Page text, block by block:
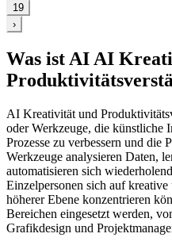
19
›
Was ist AI AI
AI Kreativität und
oder Werkzeuge, die künstliche
Prozesse zu verbessern und die
Werkzeuge analysieren Daten,
automatisieren sich
Einzelpersonen sich auf
höherer Ebene konzentrieren
Bereichen eingesetzt werden,
Grafikdesign und